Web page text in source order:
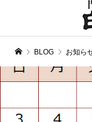
BLOG お知ら